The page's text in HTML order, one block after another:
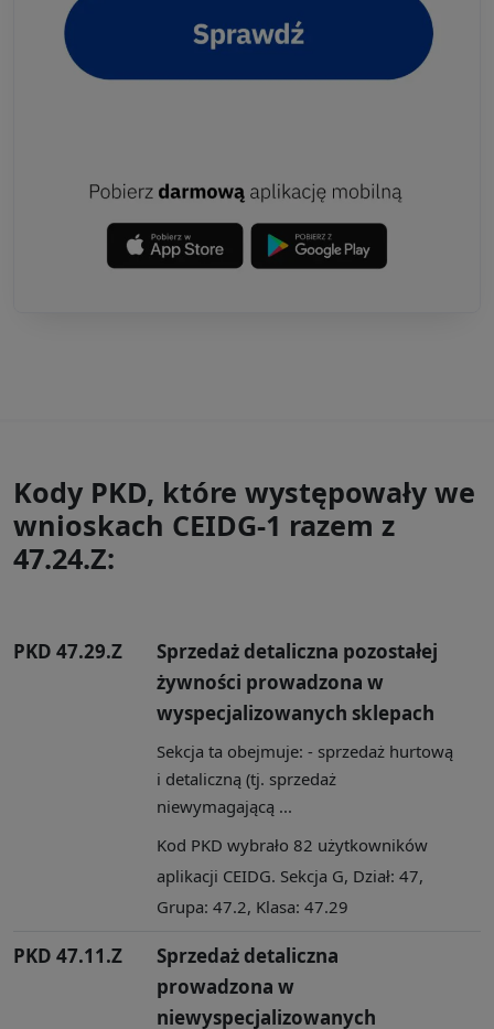
Kody PKD, które występowały we
wnioskach CEIDG-1 razem z
47.24.Z:
PKD 47.29.Z
Sprzedaż detaliczna pozostałej
żywności prowadzona w
wyspecjalizowanych sklepach
Sekcja ta obejmuje: - sprzedaż hurtową
i detaliczną (tj. sprzedaż
niewymagającą ...
Kod PKD wybrało 82 użytkowników
aplikacji CEIDG. Sekcja G, Dział: 47,
Grupa: 47.2, Klasa: 47.29
PKD 47.11.Z
Sprzedaż detaliczna
prowadzona w
niewyspecjalizowanych